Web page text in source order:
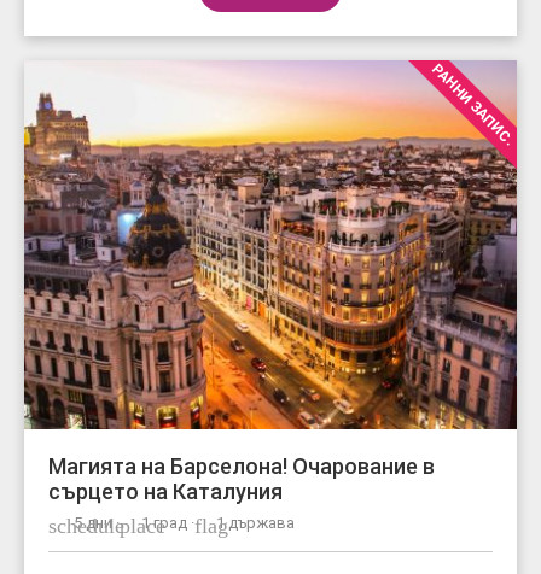
РАННИ ЗАПИС.
Магията на Барселона! Очарование в
сърцето на Каталуния
schedule
5 дни ·place1 град ·flag1 държава